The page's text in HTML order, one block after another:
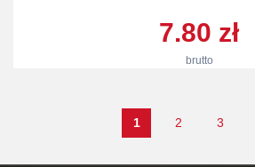
7.80 zł
brutto
1 2 3